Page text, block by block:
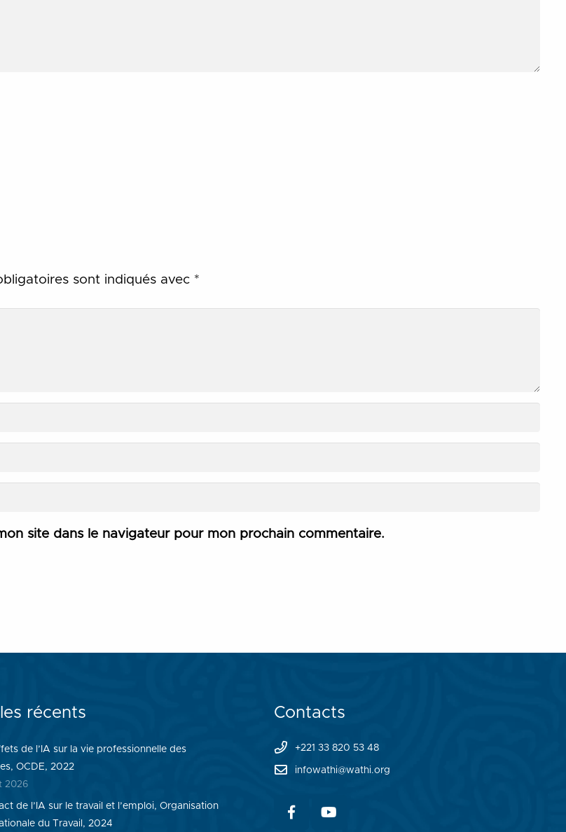
sont indiqués avec *
site dans le navigateur pour mon prochain commentaire.
récents
de l’IA sur la vie professionnelle des
OCDE, 2022
2026
de l’IA sur le travail et l’emploi, Organisation
du Travail, 2024
Contacts
+221 33 820 53 48
infowathi@wathi.org